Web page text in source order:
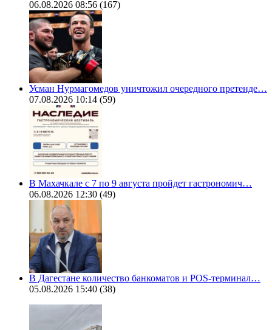
06.08.2026 08:56 (167)
Усман Нурмагомедов уничтожил очередного претенде…
07.08.2026 10:14 (59)
В Махачкале с 7 по 9 августа пройдет гастрономич…
06.08.2026 12:30 (49)
В Дагестане количество банкоматов и POS-терминал…
05.08.2026 15:40 (38)